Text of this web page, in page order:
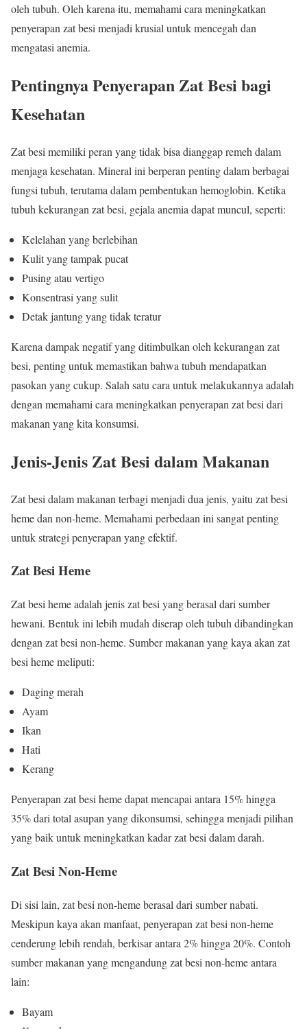
oleh tubuh. Oleh karena itu, memahami cara meningkatkan
penyerapan zat besi menjadi krusial untuk mencegah dan
mengatasi anemia.
Pentingnya Penyerapan Zat Besi bagi
Kesehatan
Zat besi memiliki peran yang tidak bisa dianggap remeh dalam
menjaga kesehatan. Mineral ini berperan penting dalam berbagai
fungsi tubuh, terutama dalam pembentukan hemoglobin. Ketika
tubuh kekurangan zat besi, gejala anemia dapat muncul, seperti:
Kelelahan yang berlebihan
Kulit yang tampak pucat
Pusing atau vertigo
Konsentrasi yang sulit
Detak jantung yang tidak teratur
Karena dampak negatif yang ditimbulkan oleh kekurangan zat
besi, penting untuk memastikan bahwa tubuh mendapatkan
pasokan yang cukup. Salah satu cara untuk melakukannya adalah
dengan memahami cara meningkatkan penyerapan zat besi dari
makanan yang kita konsumsi.
Jenis-Jenis Zat Besi dalam Makanan
Zat besi dalam makanan terbagi menjadi dua jenis, yaitu zat besi
heme dan non-heme. Memahami perbedaan ini sangat penting
untuk strategi penyerapan yang efektif.
Zat Besi Heme
Zat besi heme adalah jenis zat besi yang berasal dari sumber
hewani. Bentuk ini lebih mudah diserap oleh tubuh dibandingkan
dengan zat besi non-heme. Sumber makanan yang kaya akan zat
besi heme meliputi:
Daging merah
Ayam
Ikan
Hati
Kerang
Penyerapan zat besi heme dapat mencapai antara 15% hingga
35% dari total asupan yang dikonsumsi, sehingga menjadi pilihan
yang baik untuk meningkatkan kadar zat besi dalam darah.
Zat Besi Non-Heme
Di sisi lain, zat besi non-heme berasal dari sumber nabati.
Meskipun kaya akan manfaat, penyerapan zat besi non-heme
cenderung lebih rendah, berkisar antara 2% hingga 20%. Contoh
sumber makanan yang mengandung zat besi non-heme antara
lain:
Bayam